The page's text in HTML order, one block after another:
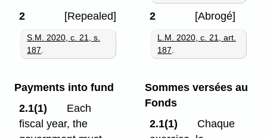
2 [Repealed]
S.M. 2020, c. 21, s.
187.
2 [Abrogé]
L.M. 2020, c. 21, art.
187.
Payments into fund
2.1(1)
Each
fiscal year, the
Sommes versées au
Fonds
2.1(1)
Chaque